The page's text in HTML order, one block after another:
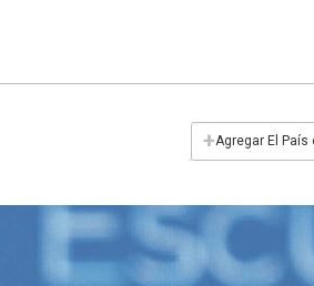
+Agregar El País